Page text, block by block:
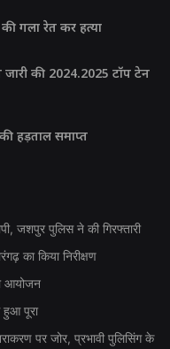
गला रेत कर हत्या
जारी की 2024.2025 टॉप टेन
हड़ताल समाप्त
जशपुर पुलिस ने की गिरफ्तारी
का किया निरीक्षण
आयोजन
हुआ पूरा
पर जोर, प्रभावी पुलिसिंग के